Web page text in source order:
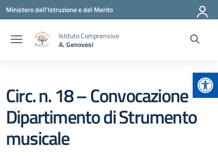
Vai ai contenuti
Vai al menu di navigazione
Vai al footer
Ministero dell'Istruzione e del Merito
Istituto Comprensivo
A. Genovesi
Circ. n. 18 – Convocazione
Dipartimento di Strumento
musicale